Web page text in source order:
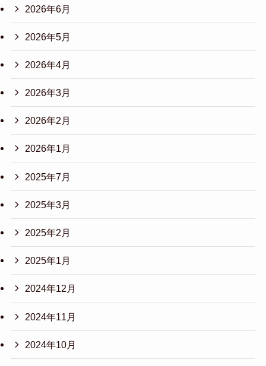
2026年6月
2026年5月
2026年4月
2026年3月
2026年2月
2026年1月
2025年7月
2025年3月
2025年2月
2025年1月
2024年12月
2024年11月
2024年10月